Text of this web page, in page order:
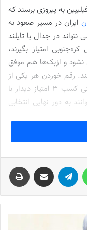
به پیروزی برسند که
ایران در مسیر صعود به
نتواند در جدال با تایلند
امتیاز بگیرند،
نشود و ازبک‌ها هم موفق
رقم خوردن هر یکی از
این حالات باعث خواهد شد تا در صورت حتی کسب 3 امتیاز دیدار با
به دور نهایی انتخابی